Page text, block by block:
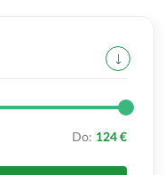
Do: 124 €